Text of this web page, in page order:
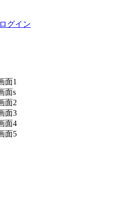
ログイン